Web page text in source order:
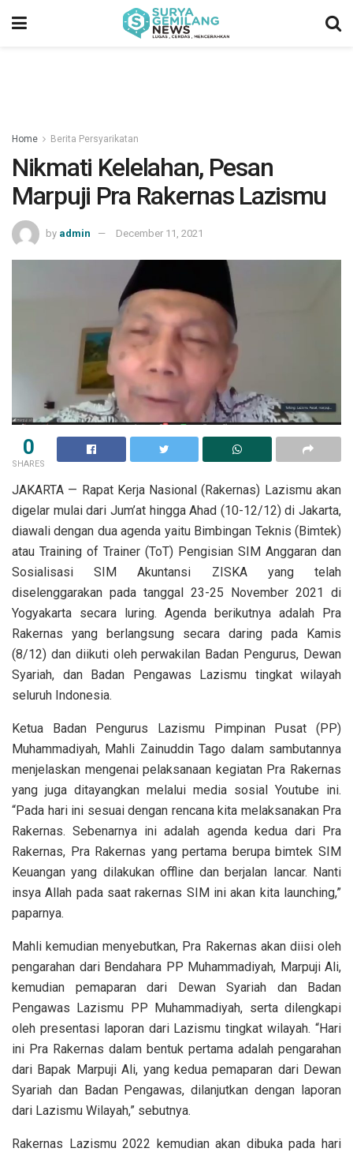
Home Berita Persyarikatan
Nikmati Kelelahan, Pesan
Marpuji Pra Rakernas Lazismu
by admin December 11, 2021
0
SHARES
JAKARTA — Rapat Kerja Nasional (Rakernas) Lazismu akan
digelar mulai dari Jum’at hingga Ahad (10-12/12) di Jakarta,
diawali dengan dua agenda yaitu Bimbingan Teknis (Bimtek)
atau Training of Trainer (ToT) Pengisian SIM Anggaran dan
Sosialisasi SIM Akuntansi ZISKA yang telah
diselenggarakan pada tanggal 23-25 November 2021 di
Yogyakarta secara luring. Agenda berikutnya adalah Pra
Rakernas yang berlangsung secara daring pada Kamis
(8/12) dan diikuti oleh perwakilan Badan Pengurus, Dewan
Syariah, dan Badan Pengawas Lazismu tingkat wilayah
seluruh Indonesia.
Ketua Badan Pengurus Lazismu Pimpinan Pusat (PP)
Muhammadiyah, Mahli Zainuddin Tago dalam sambutannya
menjelaskan mengenai pelaksanaan kegiatan Pra Rakernas
yang juga ditayangkan melalui media sosial Youtube ini.
“Pada hari ini sesuai dengan rencana kita melaksanakan Pra
Rakernas. Sebenarnya ini adalah agenda kedua dari Pra
Rakernas, Pra Rakernas yang pertama berupa bimtek SIM
Keuangan yang dilakukan offline dan berjalan lancar. Nanti
insya Allah pada saat rakernas SIM ini akan kita launching,”
paparnya.
Mahli kemudian menyebutkan, Pra Rakernas akan diisi oleh
pengarahan dari Bendahara PP Muhammadiyah, Marpuji Ali,
kemudian pemaparan dari Dewan Syariah dan Badan
Pengawas Lazismu PP Muhammadiyah, serta dilengkapi
oleh presentasi laporan dari Lazismu tingkat wilayah. “Hari
ini Pra Rakernas dalam bentuk pertama adalah pengarahan
dari Bapak Marpuji Ali, yang kedua pemaparan dari Dewan
Syariah dan Badan Pengawas, dilanjutkan dengan laporan
dari Lazismu Wilayah,” sebutnya.
Rakernas Lazismu 2022 kemudian akan dibuka pada hari